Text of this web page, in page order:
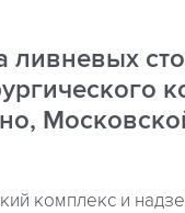
ливневых
комплекс и